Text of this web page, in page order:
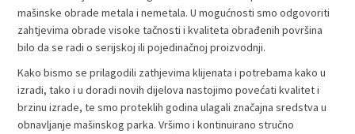
mašinske obrade metala i nemetala. U mogućnosti smo odgovoriti
zahtjevima obrade visoke tačnosti i kvaliteta obrađenih površina
bilo da se radi o serijskoj ili pojedinačnoj proizvodnji.
Kako bismo se prilagodili zathjevima klijenata i potrebama kako u
izradi, tako i u doradi novih dijelova nastojimo povećati kvalitet i
brzinu izrade, te smo proteklih godina ulagali značajna sredstva u
obnavljanje mašinskog parka. Vršimo i kontinuirano stručno